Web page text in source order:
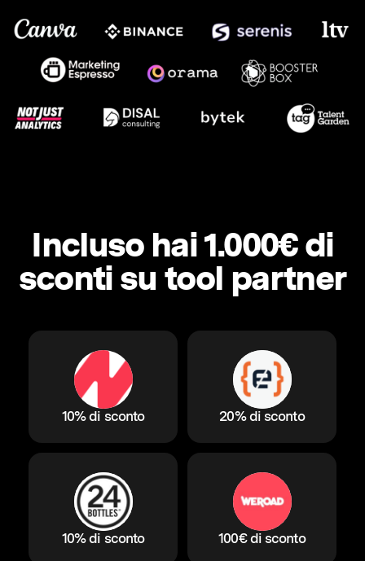
Incluso hai 1.000€ di
sconti su tool partner
10% di sconto 20% di sconto
10% di sconto 100€ di sconto